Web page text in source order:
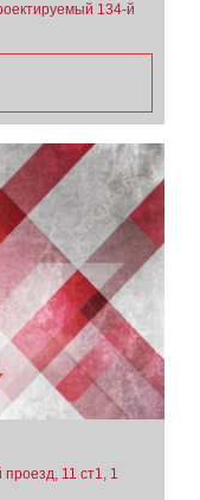
134-й
11 ст1, 1